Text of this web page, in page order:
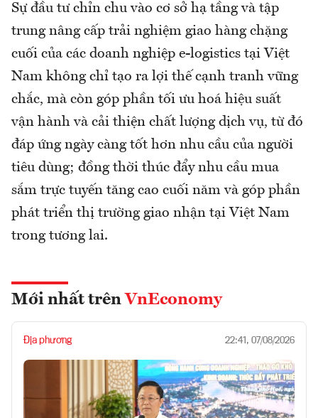
Sự đầu tư chỉn chu vào cơ sở hạ tầng và tập
trung nâng cấp trải nghiệm giao hàng chặng
cuối của các doanh nghiệp e-logistics tại Việt
Nam không chỉ tạo ra lợi thế cạnh tranh vững
chắc, mà còn góp phần tối ưu hoá hiệu suất
vận hành và cải thiện chất lượng dịch vụ, từ đó
đáp ứng ngày càng tốt hơn nhu cầu của người
tiêu dùng; đồng thời thúc đẩy nhu cầu mua
sắm trực tuyến tăng cao cuối năm và góp phần
phát triển thị trường giao nhận tại Việt Nam
trong tương lai.
Mới nhất trên VnEconomy
Địa phương 22:41, 07/08/2026